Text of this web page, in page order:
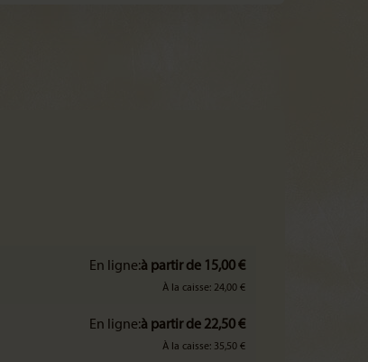
En ligne:à partir de 15,00 €
À la caisse: 24,00 €
En ligne:à partir de 22,50 €
À la caisse: 35,50 €